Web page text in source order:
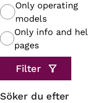
Only operating
models
Only info and
pages
Söker du efter